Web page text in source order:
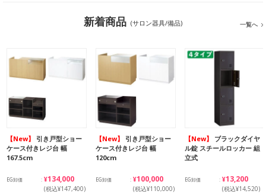
新着商品 (サロン器具/備品) 一覧へ
【New】
ケース付きレジ台 幅
167.5cm
EG卸価 ¥134,000
(税込¥147,400)
【New】
ケース付きレジ台 幅
120cm
EG卸価 ¥100,000
(税込¥110,000)
【New】
ル錠 スチールロッカー 組
立式
EG卸価 ¥13,200
(税込¥14,520)